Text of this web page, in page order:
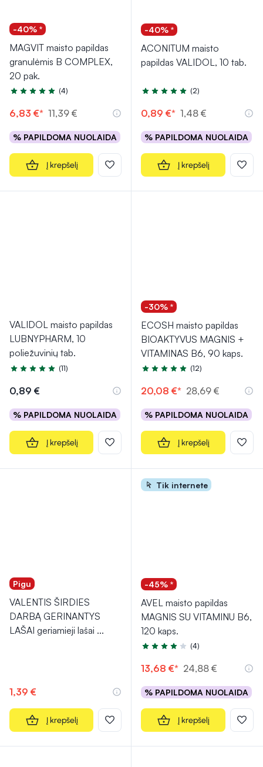
-40% *
MAGVIT maisto papildas
granulėmis B COMPLEX,
20 pak.
Įvertinimas 5.0 iš 5
(4)
6,83 €* 11,39 €
% PAPILDOMA NUOLAIDA
Į krepšelį
-40% *
ACONITUM maisto
papildas VALIDOL, 10 tab.
Įvertinimas 5.0 iš 5
(2)
0,89 €* 1,48 €
% PAPILDOMA NUOLAIDA
Į krepšelį
VALIDOL maisto papildas
LUBNYPHARM, 10
poliežuvinių tab.
Įvertinimas 5.0 iš 5
(11)
0,89 €
% PAPILDOMA NUOLAIDA
Į krepšelį
-30% *
ECOSH maisto papildas
BIOAKTYVUS MAGNIS +
VITAMINAS B6, 90 kaps.
Įvertinimas 5.0 iš 5
(12)
20,08 €* 28,69 €
% PAPILDOMA NUOLAIDA
Į krepšelį
Pigu
VALENTIS ŠIRDIES
DARBĄ GERINANTYS
LAŠAI geriamieji lašai ...
1,39 €
Į krepšelį
Tik internete
-45% *
AVEL maisto papildas
MAGNIS SU VITAMINU B6,
120 kaps.
Įvertinimas 4.3 iš 5
(4)
13,68 €* 24,88 €
% PAPILDOMA NUOLAIDA
Į krepšelį